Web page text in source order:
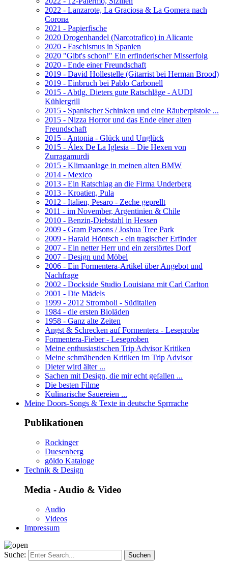
2022 - Lanzarote, La Graciosa & La Gomera nach
Corona
2021 - Papierfische
2020 Drogenhandel (Narcotrafico) in Alicante
2020 - Faschismus in Spanien
2020 "Gibt's schon!" Ein erfinderischer Misserfolg
2020 - Ende einer Freundschaft
2019 - David Hollestelle (Gitarrist bei Herman Brood)
2019 - Einbruch bei Pablo Carbonell
2015 - Abtlg. Dieters gute Ratschläge - AUDI
Kühlergrill
2015 - Spanischer Schinken und eine Räuberpistole ...
2015 - Nizza Horror und das Ende einer alten
Freundschaft
2015 - Antonia - Glück und Unglück
2015 - Álex De La Iglesia – Die Hexen von
Zurragamurdi
2015 - Klimaanlage in meinen alten BMW
2014 - Mexico
2013 - Ein Ratschlag an die Firma Underberg
2013 - Kroatien, Pula
2012 - Italien, Pesaro - Zeche geprellt
2011 - im November, Argentinien & Chile
2010 - Benzin-Diebstahl in Hessen
2009 - Gram Parsons / Joshua Tree Park
2009 - Harald Höntsch - ein tragischer Erfinder
2007 - Ein netter Herr und ein zerstörtes Dorf
2007 - Design und Möbel
2006 - Ein Formentera-Artikel über Angebot und
Nachfrage
2002 - Dockside Studio Louisiana mit Carl Carlton
2001 - Die Mädels
1999 - 2012 Stromboli - Süditalien
1984 - die ersten Bioläden
1958 - Ganz alte Zeiten
Angst & Schrecken auf Formentera - Leseprobe
Formentera-Fieber - Leseproben
Meine enthusiastischen Trip Advisor Kritiken
Meine schmähenden Kritiken im Trip Advisor
Dieter wird älter ...
Sachen mit Design, die mir echt gefallen ...
Die besten Filme
Kulinarische Sauereien ...
Meine Doors-Songs & Texte in deutsche Sprrrache
Publikationen
Rockinger
Duesenberg
göldo Kataloge
Technik & Design
Media - Audio & Video
Audio
Videos
Impressum
Suche: